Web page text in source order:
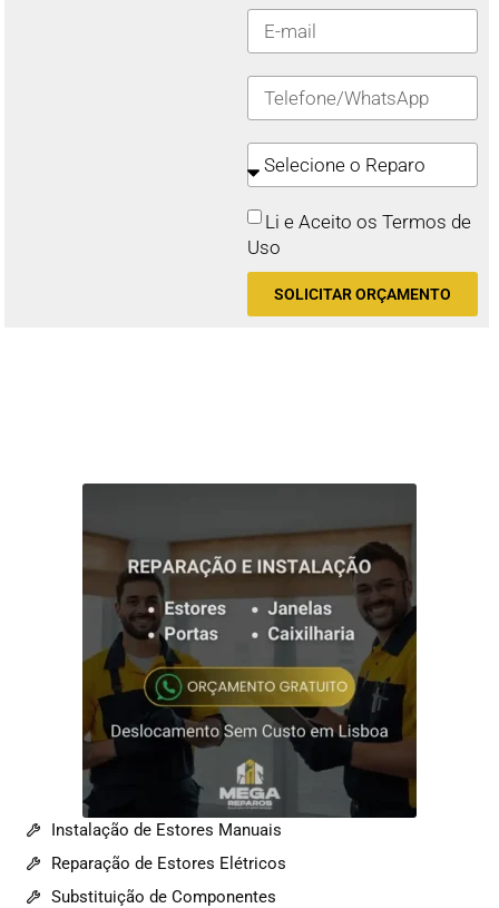
Li e Aceito os Termos de
Uso
SOLICITAR ORÇAMENTO
Instalação de Estores Manuais
Reparação de Estores Elétricos
Substituição de Componentes